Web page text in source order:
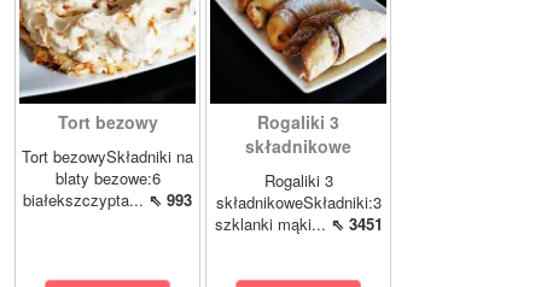
Tort bezowy
Tort bezowySkładniki na
blaty bezowe:6
białekszczypta... ⇖ 993
Rogaliki 3
składnikowe
Rogaliki 3
składnikoweSkładniki:3
szklanki mąki... ⇖ 3451